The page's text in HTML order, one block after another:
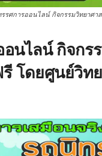
รรศการออนไลน์ กิจกรรมวิทยาศา
นไลน์ กิจกร
โดยศูนย์วิท